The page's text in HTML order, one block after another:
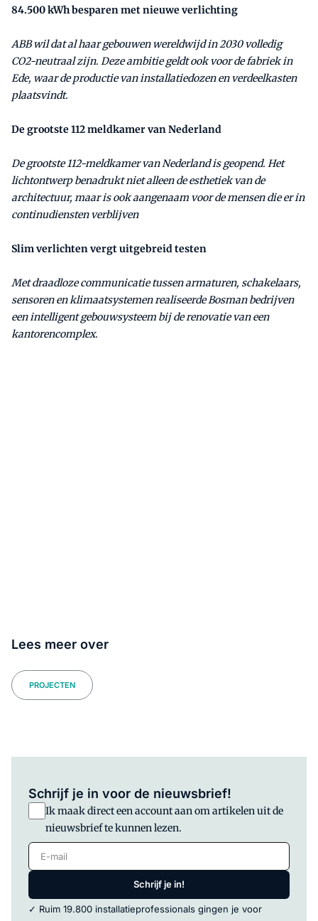
84.500 kWh besparen met nieuwe verlichting
ABB wil dat al haar gebouwen wereldwijd in 2030 volledig
CO2-neutraal zijn. Deze ambitie geldt ook voor de fabriek in
Ede, waar de productie van installatiedozen en verdeelkasten
plaatsvindt.
De grootste 112 meldkamer van Nederland
De grootste 112-meldkamer van Nederland is geopend. Het
lichtontwerp benadrukt niet alleen de esthetiek van de
architectuur, maar is ook aangenaam voor de mensen die er in
continudiensten verblijven
Slim verlichten vergt uitgebreid testen
Met draadloze communicatie tussen armaturen, schakelaars,
sensoren en klimaatsystemen realiseerde Bosman bedrijven
een intelligent gebouwsysteem bij de renovatie van een
kantorencomplex.
Lees meer over
PROJECTEN
Schrijf je in voor de nieuwsbrief!
Ik maak direct een account aan om artikelen uit de
nieuwsbrief te kunnen lezen.
E-mail
Schrijf je in!
✓ Ruim 19.800 installatieprofessionals gingen je voor